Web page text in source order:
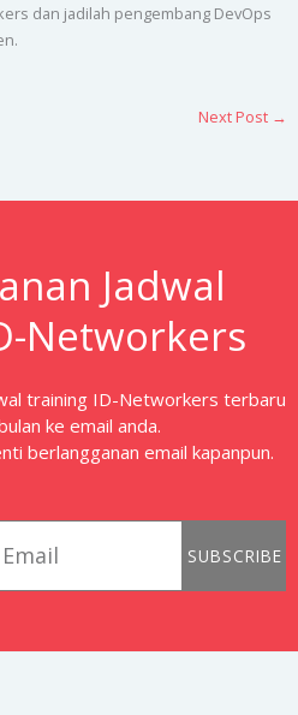
dan jadilah pengembang DevOps
Next Post →
Jadwal
Networkers
training ID-Networkers terbaru
ke email anda.
berlangganan email kapanpun.
SUBSCRIBE